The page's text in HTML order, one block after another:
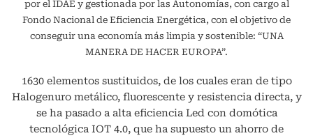
por el IDAE y gestionada por las Autonomías, con cargo al
Fondo Nacional de Eficiencia Energética, con el objetivo de
conseguir una economía más limpia y sostenible: “UNA
MANERA DE HACER EUROPA”.
1630 elementos sustituidos, de los cuales eran de tipo
Halogenuro metálico, fluorescente y resistencia directa, y
se ha pasado a alta eficiencia Led con domótica
tecnológica IOT 4.0, que ha supuesto un ahorro de